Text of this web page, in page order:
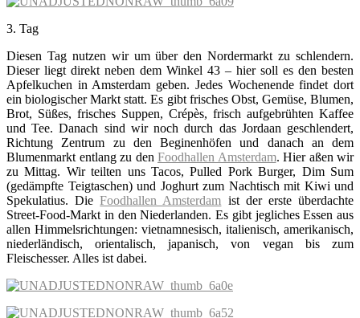
3. Tag
Diesen Tag nutzen wir um über den Nordermarkt zu schlendern.
Dieser liegt direkt neben dem Winkel 43 – hier soll es den besten
Apfelkuchen in Amsterdam geben. Jedes Wochenende findet dort
ein biologischer Markt statt. Es gibt frisches Obst, Gemüse, Blumen,
Brot, Süßes, frisches Suppen, Crépès, frisch aufgebrühten Kaffee
und Tee. Danach sind wir noch durch das Jordaan geschlendert,
Richtung Zentrum zu den Beginenhöfen und danach an dem
Blumenmarkt entlang zu den Foodhallen Amsterdam. Hier aßen wir
zu Mittag. Wir teilten uns Tacos, Pulled Pork Burger, Dim Sum
(gedämpfte Teigtaschen) und Joghurt zum Nachtisch mit Kiwi und
Spekulatius. DieFoodhallen Amsterdam ist der erste überdachte
Street-Food-Markt in den Niederlanden. Es gibt jegliches Essen aus
allen Himmelsrichtungen: vietnamnesisch, italienisch, amerikanisch,
niederländisch, orientalisch, japanisch, von vegan bis zum
Fleischesser. Alles ist dabei.